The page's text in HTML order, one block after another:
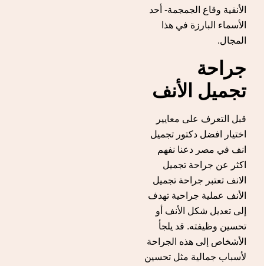
الأنفية وقاع الجمجمة- أحد
الأسماء البارزة في هذا
المجال.
جراحة
تجميل الأنف
قبل التعرف على معايير
اختيار افضل دكتور تجميل
انف في مصر دعنا نفهم
اكثر عن جراحة تجميل
الانف تعتبر جراحة تجميل
الأنف عملية جراحية تهدف
إلى تعديل شكل الأنف أو
تحسين وظيفته. قد يلجأ
الأشخاص إلى هذه الجراحة
لأسباب جمالية مثل تحسين